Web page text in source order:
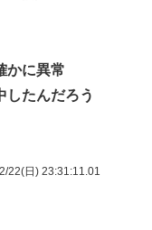
かに異常
したんだろう
22(日) 23:31:11.01